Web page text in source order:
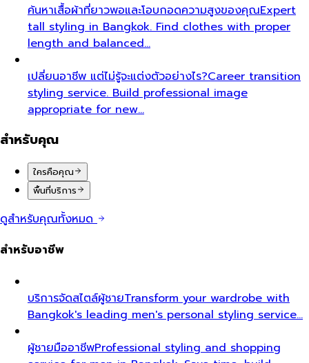
ค้นหาเสื้อผ้าที่ยาวพอและโอบกอดความสูงของคุณExpert
tall styling in Bangkok. Find clothes with proper
length and balanced…
เปลี่ยนอาชีพ แต่ไม่รู้จะแต่งตัวอย่างไร?Career transition
styling service. Build professional image
appropriate for new…
สำหรับคุณ
ใครคือคุณ
พื้นที่บริการ
ดูสำหรับคุณทั้งหมด
สำหรับอาชีพ
บริการจัดสไตล์ผู้ชายTransform your wardrobe with
Bangkok's leading men's personal styling service…
ผู้ชายมืออาชีพProfessional styling and shopping